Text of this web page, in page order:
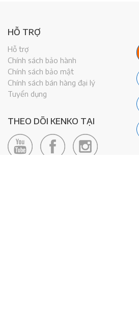
HỖ TRỢ
Hỗ trợ
Chính sách bảo hành
Chính sách bảo mật
Chính sách bán hàng đại lý
Tuyển dụng
THEO DÕI KENKO TẠI